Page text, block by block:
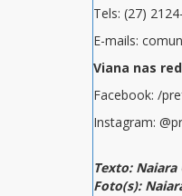
Tels: (27)
E-mails:
Viana nas
Facebook: /
Instagram:
Texto: Naiara
Foto(s):